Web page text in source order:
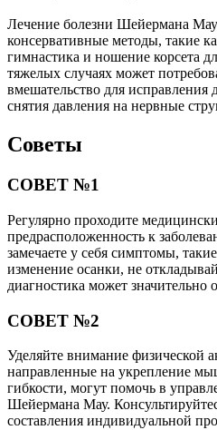
Лечение болезни Шейермана
консервативные методы, такие
гимнастика и ношение корсета
тяжелых случаях может
вмешательство для
снятия давления на нервные
Советы
СОВЕТ №1
Регулярно проходите
предрасположенность к
замечаете у себя симптомы,
изменение осанки, не
диагностика может значительно
СОВЕТ №2
Уделяйте внимание физической
направленные на укрепление
гибкости, могут помочь в
Шейермана Мау.
составления индивидуальной